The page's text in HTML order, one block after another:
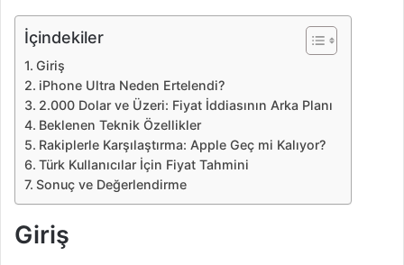
e
İçindekiler
Giriş
iPhone Ultra Neden Ertelendi?
2.000 Dolar ve Üzeri: Fiyat İddiasının Arka Planı
Beklenen Teknik Özellikler
Rakiplerle Karşılaştırma: Apple Geç mi Kalıyor?
Türk Kullanıcılar İçin Fiyat Tahmini
Sonuç ve Değerlendirme
Giriş